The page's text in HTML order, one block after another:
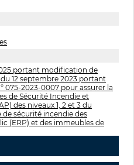
portant modification de
du 12 septembre 2023 portant
075-2023-0007 pour assurer la
de Sécurité Incendie et
des niveaux 1, 2 et 3 du
sécurité incendie des
(ERP) et des immeubles de